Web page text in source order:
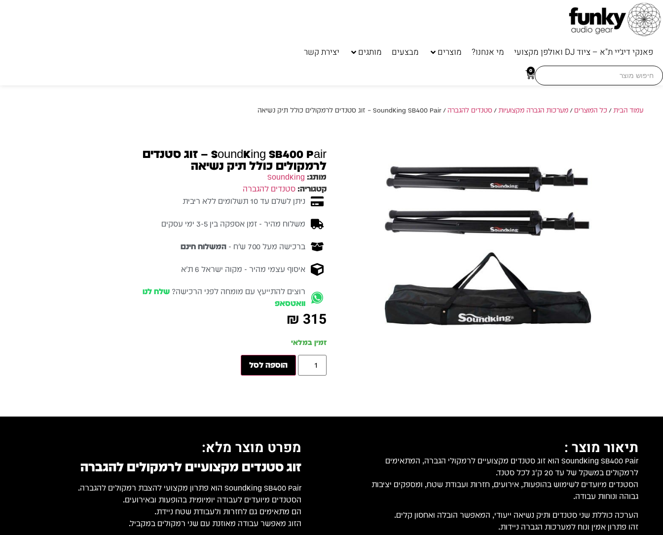
פאנקי דיג׳יי ת"א – ציוד DJ ואולפן מקצועי מי אנחנו? מוצרים מבצעים מותגים יצירת קשר
Search
for:
0
עמוד הבית/ כל המוצרים /מערכות הגברה מקצועיות/סטנדים להגברה/ SoundKing SB400 Pair – זוג סטנדים לרמקולים כולל תיק נשיאה
SoundKing SB400 Pair – זוג סטנדים
לרמקולים כולל תיק נשיאה
מותג: SoundKing
קטגוריה: סטנדים להגברה
ניתן לשלם עד 10 תשלומים ללא ריבית
משלוח מהיר - זמן אספקה בין 3-5 ימי עסקים
ברכישה מעל 700 ש״ח - המשלוח חינם
איסוף עצמי מהיר - מקוה ישראל 6 ת״א
רוצים להתייעץ עם מומחה לפני הרכישה?שלח לנו
וואטסאפ
₪ 315
זמין במלאי
הוספה לסל
תיאור מוצר :
SoundKing SB400 Pair הוא זוג סטנדים מקצועיים לרמקולי הגברה, המתאימים
לרמקולים במשקל של עד 20 ק״ג לכל סטנד.
הסטנדים מיועדים לשימוש בהופעות, אירועים, חזרות ועבודת שטח, ומספקים יציבות
גבוהה ונוחות עבודה.
הערכה כוללת שני סטנדים ותיק נשיאה ייעודי, המאפשר הובלה ואחסון קלים.
זהו פתרון אמין ונוח למערכות הגברה ניידות.
מפרט מוצר מלא:
זוג סטנדים מקצועיים לרמקולים להגברה
SoundKing SB400 Pair הוא פתרון מקצועי להצבת רמקולים להגברה.
הסטנדים מיועדים לעבודה יומיומית בהופעות ובאירועים.
הם מתאימים גם לחזרות ולעבודת שטח ניידת.
הזוג מאפשר עבודה מאוזנת עם שני רמקולים במקביל.